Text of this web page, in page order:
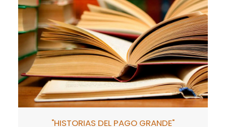
"HISTORIAS DEL PAGO GRANDE"